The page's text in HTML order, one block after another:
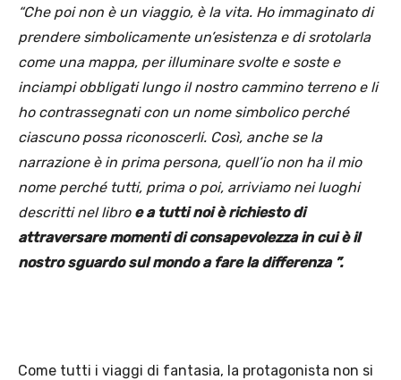
“Che poi non è un viaggio, è la vita. Ho immaginato di
prendere simbolicamente un’esistenza e di srotolarla
come una mappa, per illuminare svolte e soste e
inciampi obbligati lungo il nostro cammino terreno e li
ho contrassegnati con un nome simbolico perché
ciascuno possa riconoscerli. Così, anche se la
narrazione è in prima persona, quell’io non ha il mio
nome perché tutti, prima o poi, arriviamo nei luoghi
descritti nel libro e a tutti noi è richiesto di
attraversare momenti di consapevolezza in cui è il
nostro sguardo sul mondo a fare la differenza ”.
Come tutti i viaggi di fantasia, la protagonista non si